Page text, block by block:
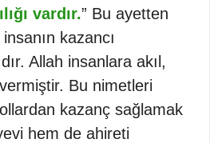
vardır.” Bu ayetten
kazancı
Allah insanlara akıl,
Bu nimetleri
kazanç sağlamak
hem de ahireti